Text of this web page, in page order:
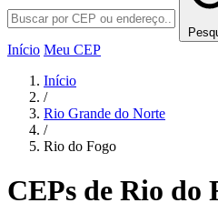
Início Meu CEP
Início
/
Rio Grande do Norte
/
Rio do Fogo
CEPs de Rio do